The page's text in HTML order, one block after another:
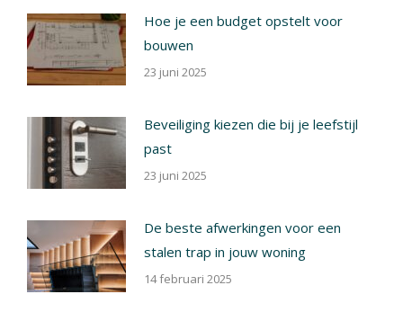
Hoe je een budget opstelt voor
bouwen
23 juni 2025
Beveiliging kiezen die bij je leefstijl
past
23 juni 2025
De beste afwerkingen voor een
stalen trap in jouw woning
14 februari 2025